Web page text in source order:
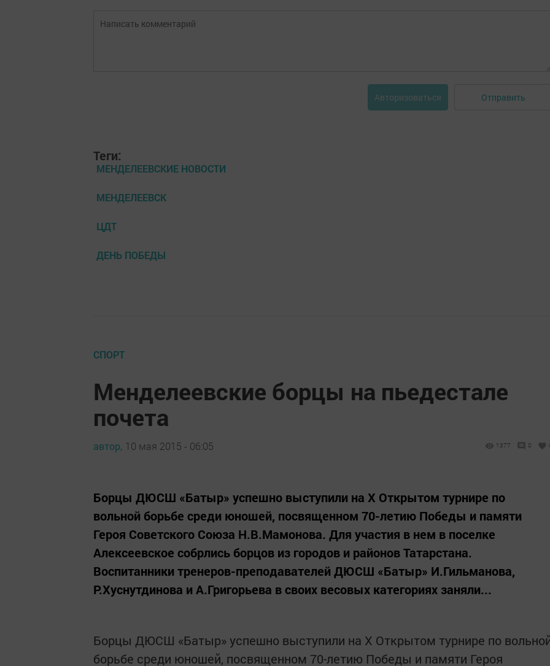
Авторизоваться Отправить
Теги:
МЕНДЕЛЕЕВСКИЕ НОВОСТИ
МЕНДЕЛЕЕВСК
ЦДТ
ДЕНЬ ПОБЕДЫ
СПОРТ
Менделеевские борцы на пьедестале
почета
автор, 10 мая 2015 - 06:05 1377 0
Борцы ДЮСШ «Батыр» успешно выступили на Х Открытом турнире по
вольной борьбе среди юношей, посвященном 70-летию Победы и памяти
Героя Советского Союза Н.В.Мамонова. Для участия в нем в поселке
Алексеевское собрлись борцов из городов и районов Татарстана.
Воспитанники тренеров-преподавателей ДЮСШ «Батыр» И.Гильманова,
Р.Хуснутдинова и А.Григорьева в своих весовых категориях заняли...
Борцы ДЮСШ «Батыр» успешно выступили на Х Открытом турнире по
борьбе среди юношей, посвященном 70-летию Победы и памяти Героя